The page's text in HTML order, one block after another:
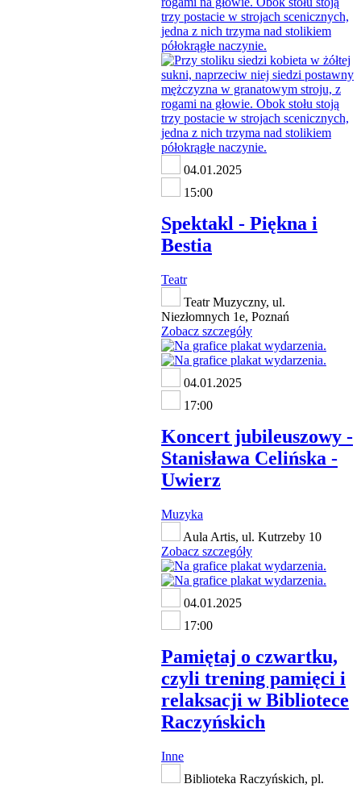
04.01.2025
15:00
Spektakl - Piękna i
Bestia
Teatr
Teatr Muzyczny, ul.
Niezłomnych 1e, Poznań
Zobacz szczegóły
04.01.2025
17:00
Koncert jubileuszowy -
Stanisława Celińska -
Uwierz
Muzyka
Aula Artis, ul. Kutrzeby 10
Zobacz szczegóły
04.01.2025
17:00
Pamiętaj o czwartku,
czyli trening pamięci i
relaksacji w Bibliotece
Raczyńskich
Inne
Biblioteka Raczyńskich, pl.